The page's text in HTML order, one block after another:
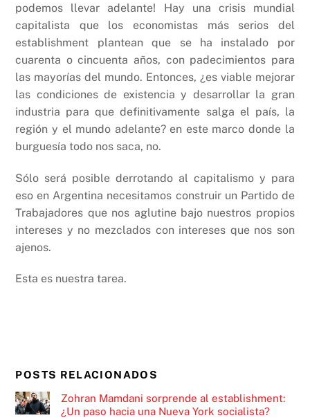
podemos llevar adelante! Hay una crisis mundial
capitalista que los economistas más serios del
establishment plantean que se ha instalado por
cuarenta o cincuenta años, con padecimientos para
las mayorías del mundo. Entonces, ¿es viable mejorar
las condiciones de existencia y desarrollar la gran
industria para que definitivamente salga el país, la
región y el mundo adelante? en este marco donde la
burguesía todo nos saca, no.
Sólo será posible derrotando al capitalismo y para
eso en Argentina necesitamos construir un Partido de
Trabajadores que nos aglutine bajo nuestros propios
intereses y no mezclados con intereses que nos son
ajenos.
Esta es nuestra tarea.
POSTS RELACIONADOS
Zohran Mamdani sorprende al establishment:
¿Un paso hacia una Nueva York socialista?